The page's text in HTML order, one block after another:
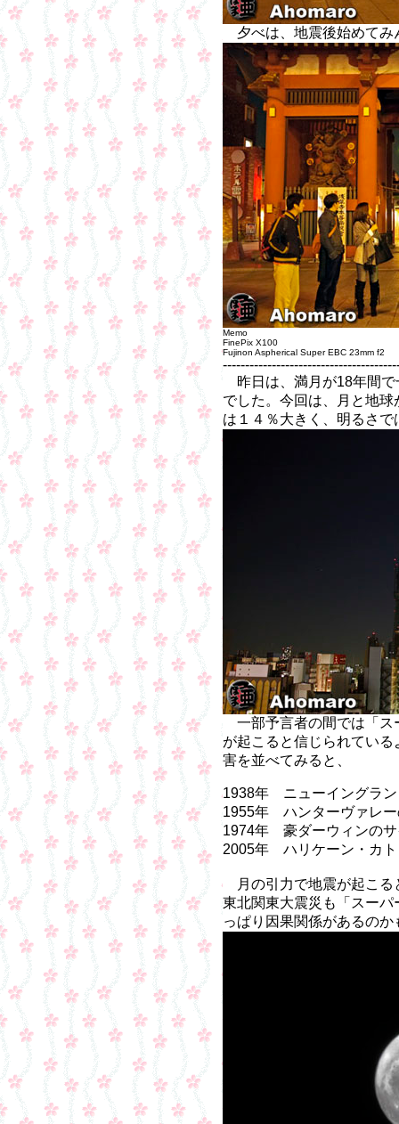
夕べは、地震後始めてみ
Memo
FinePix X100
Fujinon Aspherical Super EBC 23mm f2
昨日は、満月が18年間で
でした。今回は、月と地
は１４％大きく、明るさ
一部予言者の間では「ス
が起こると信じられてい
害を並べてみると、
1938年 ニューイングラン
1955年 ハンターヴァレー
1974年 豪ダーウィンのサ
2005年 ハリケーン・カト
月の引力で地震が起こる
東北関東大震災も「スー
っぱり因果関係があるのか